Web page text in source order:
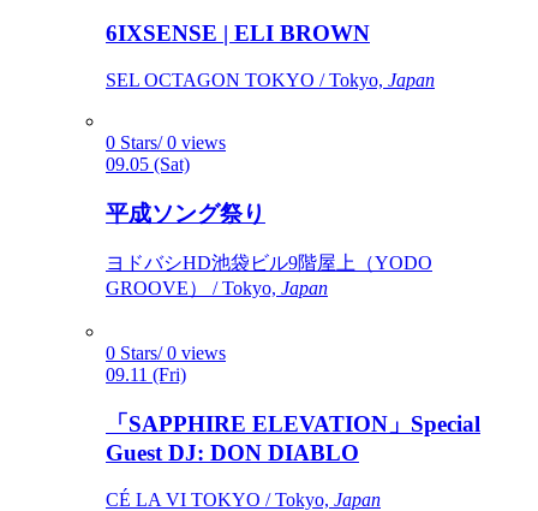
6IXSENSE | ELI BROWN
SEL OCTAGON TOKYO / Tokyo, Japan
0 Stars/ 0 views
09.05 (Sat)
平成ソング祭り
ヨドバシHD池袋ビル9階屋上（YODO
GROOVE） / Tokyo, Japan
0 Stars/ 0 views
09.11 (Fri)
「SAPPHIRE ELEVATION」Special
Guest DJ: DON DIABLO
CÉ LA VI TOKYO / Tokyo, Japan